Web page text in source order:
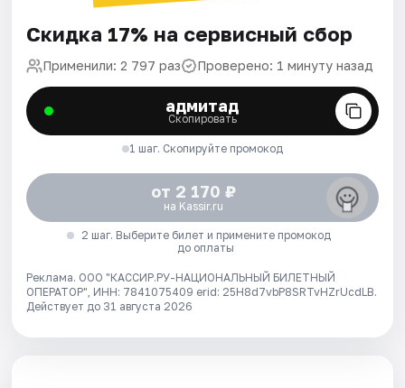
Скидка 17% на сервисный сбор
Применили: 2 797 раз Проверено: 1 минуту назад
адмитад
Скопировать
1 шаг. Скопируйте промокод
от 2 170 ₽
на Kassir.ru
2 шаг. Выберите билет и примените промокод
до оплаты
Реклама. ООО "КАССИР.РУ-НАЦИОНАЛЬНЫЙ БИЛЕТНЫЙ
ОПЕРАТОР", ИНН: 7841075409 erid: 25H8d7vbP8SRTvHZrUcdLB.
Действует до 31 августа 2026